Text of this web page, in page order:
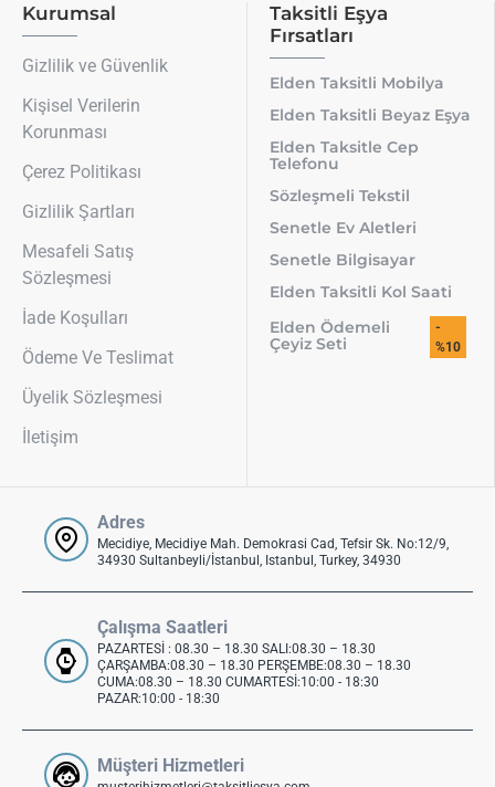
Kurumsal
Gizlilik ve Güvenlik
Kişisel Verilerin
Korunması
Çerez Politikası
Gizlilik Şartları
Mesafeli Satış
Sözleşmesi
İade Koşulları
Ödeme Ve Teslimat
Üyelik Sözleşmesi
İletişim
Taksitli Eşya
Fırsatları
Elden Taksitli Mobilya
Elden Taksitli Beyaz Eşya
Elden Taksitle Cep
Telefonu
Sözleşmeli Tekstil
Senetle Ev Aletleri
Senetle Bilgisayar
Elden Taksitli Kol Saati
Elden Ödemeli
Çeyiz Seti
-
%10
Adres
Mecidiye, Mecidiye Mah. Demokrasi Cad, Tefsir Sk. No:12/9,
34930 Sultanbeyli/İstanbul, Istanbul, Turkey, 34930
Çalışma Saatleri
PAZARTESİ : 08.30 – 18.30 SALI:08.30 – 18.30
ÇARŞAMBA:08.30 – 18.30 PERŞEMBE:08.30 – 18.30
CUMA:08.30 – 18.30 CUMARTESİ:10:00 - 18:30
PAZAR:10:00 - 18:30
Müşteri Hizmetleri